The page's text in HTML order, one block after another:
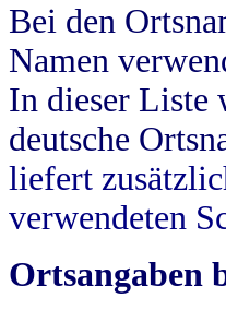
Bei den
Namen
In dieser Liste
deutsche
liefert
verwendeten
Ortsangaben